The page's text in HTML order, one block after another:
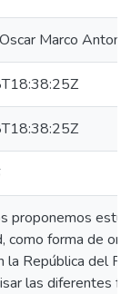
Marco Antonio
proponemos
como forma de
la República del
las diferentes